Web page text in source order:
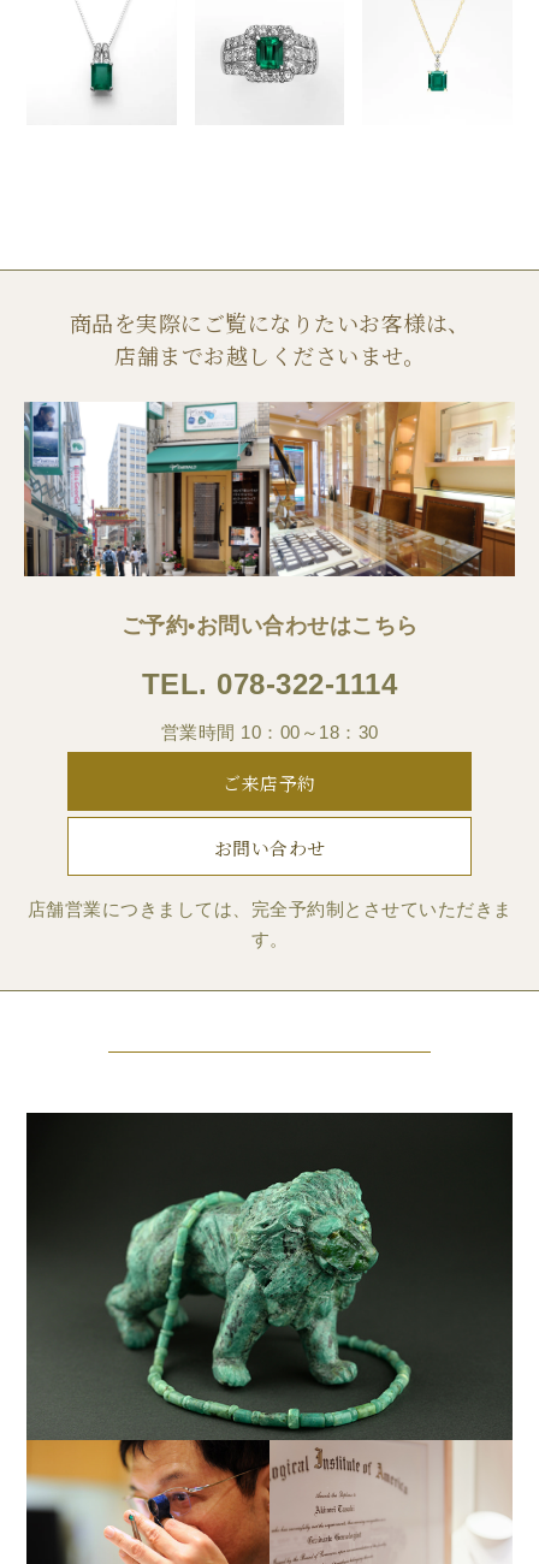
商品を実際にご覧になりたいお客様は、
店舗までお越しくださいませ。
ご予約•お問い合わせはこちら
TEL. 078-322-1114
営業時間 10：00～18：30
ご来店予約
お問い合わせ
店舗営業につきましては、完全予約制とさせていただきま
す。